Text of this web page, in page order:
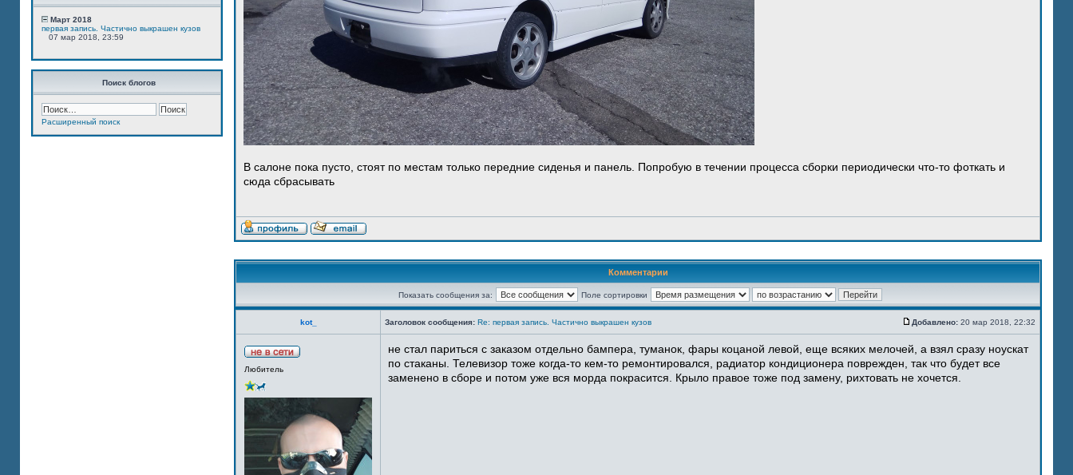
Март 2018
первая запись. Частично выкрашен кузов
07 мар 2018, 23:59
Поиск блогов
Расширенный поиск
В салоне пока пусто, стоят по местам только передние сиденья и панель. Попробую в течении процесса сборки периодически что-то фоткать и
сюда сбрасывать
Комментарии
Показать сообщения за: Поле сортировки
kot_ Заголовок сообщения: Re: первая запись. Частично выкрашен кузов Добавлено: 20 мар 2018, 22:32
Любитель
не стал париться с заказом отдельно бампера, туманок, фары коцаной левой, еще всяких мелочей, а взял сразу ноускат
по стаканы. Телевизор тоже когда-то кем-то ремонтировался, радиатор кондиционера поврежден, так что будет все
заменено в сборе и потом уже вся морда покрасится. Крыло правое тоже под замену, рихтовать не хочется.